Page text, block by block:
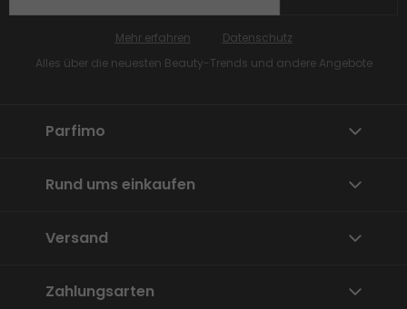
Alles über die neuesten Beauty-Trends und andere Angebote
Mehr erfahren Datenschutz
Parfimo
Rund ums einkaufen
Versand
Zahlungsarten